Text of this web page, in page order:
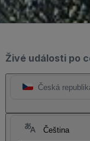
Živé události po
Česká
Čeština